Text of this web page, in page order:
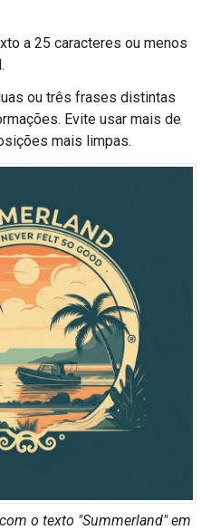
a 25 caracteres ou menos
ou três frases distintas
Evite usar mais de
mais limpas.
o texto "Summerland" em